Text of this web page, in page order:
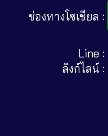
ช่องทางโซเชียล :
Line :
ลิงก์ไลน์ :